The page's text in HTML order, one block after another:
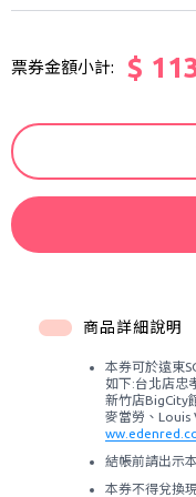
票券金額小計: $
商品詳細說明
本券可於遠東
如下:台北店忠
新竹店BigCity
麥當勞、Louis
結帳前請出示
本券不得兌換